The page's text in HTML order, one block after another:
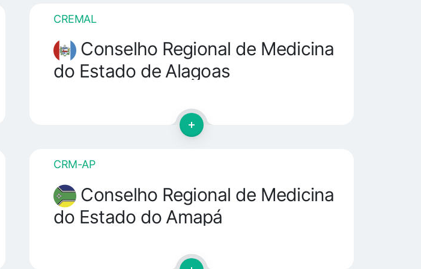
CREMAL
Conselho Regional de Medicina
do Estado de Alagoas
CRM-AP
Conselho Regional de Medicina
do Estado do Amapá